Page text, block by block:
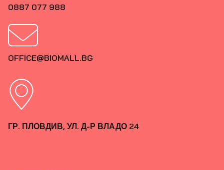
0887 077 988
OFFICE@BIOMALL.BG
ГР. ПЛОВДИВ, УЛ. Д-Р ВЛАДО 24